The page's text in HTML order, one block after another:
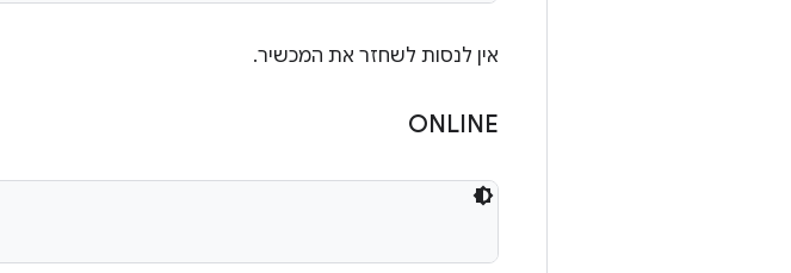
אין לנסות לשחזר את המכשיר.
ONLINE